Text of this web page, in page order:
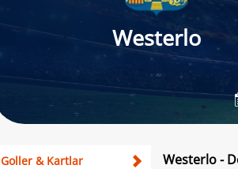
Westerlo
Goller & Kartlar Westerlo -